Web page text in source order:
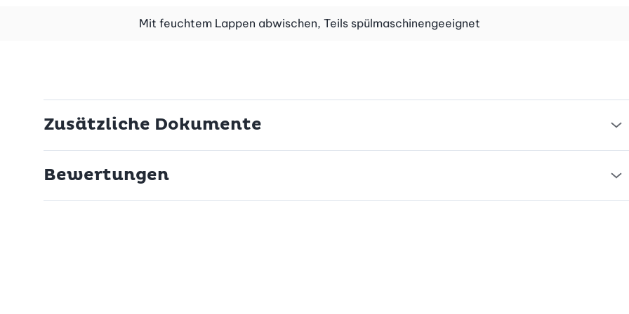
Mit feuchtem Lappen abwischen, Teils spülmaschinengeeignet
Zusätzliche Dokumente
Bewertungen